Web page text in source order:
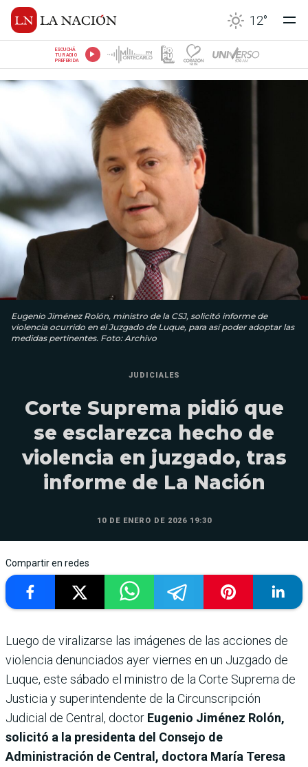
12°
ESCUCHÁ
TU RADIO
PREFERIDA
Eugenio Jiménez Rolón, ministro de la CSJ, solicitó informe de
violencia ocurrido en el Juzgado de Luque, para así poder adoptar las
medidas pertinentes. Foto: Archivo
JUDICIALES
Corte Suprema pidió que
se esclarezca hecho de
violencia en juzgado, tras
informe de La Nación
10 DE ENERO DE 2026 19:30
Compartir en redes
Luego de viralizarse las imágenes de las acciones de
violencia denunciados ayer viernes en un Juzgado de
Luque, este sábado el ministro de la Corte Suprema de
Justicia y superintendente de la Circunscripción
Judicial de Central, doctor Eugenio Jiménez Rolón,
solicitó a la presidenta del Consejo de
Administración de Central, doctora María Teresa